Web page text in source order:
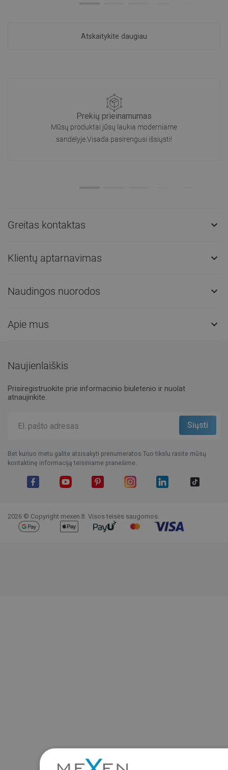
Atskaitykite daugiau
Prekių prieinamumas
Mūsų produktai jūsų laukia moderniame
sandėlyje.Visada pasirengusi išsiųsti!
Greitas kontaktas 
Klientų aptarnavimas 
Naudingos nuorodos 
Apie mus 
Naujienlaiškis
Prisiregistruokite prie informacinio biuletenio ir nuolat
atnaujinkite.
Bet kuriuo metu galite atsisakyti prenumeratos.Tuo tikslu rasite mūsų
kontaktinę informaciją teisiniame pranešime.
2026 © Copyright mexen.lt. Visos teisės saugomos.